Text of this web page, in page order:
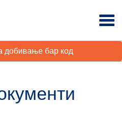
добивање бар код